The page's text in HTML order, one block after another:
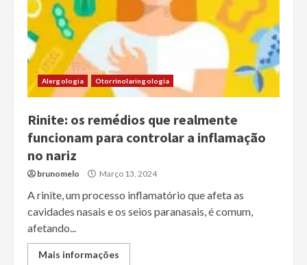
Alergologia Otorrinolaringologia
Rinite: os remédios que realmente
funcionam para controlar a inflamação
no nariz
brunomelo Março 13, 2024
A rinite, um processo inflamatório que afeta as
cavidades nasais e os seios paranasais, é comum,
afetando...
Mais informações